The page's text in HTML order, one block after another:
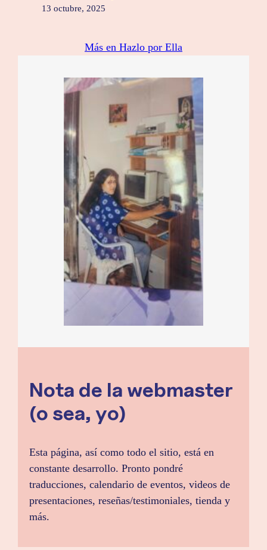
13 octubre, 2025
Más en Hazlo por Ella
Nota de la webmaster
(o sea, yo)
Esta página, así como todo el sitio, está en
constante desarrollo. Pronto pondré
traducciones, calendario de eventos, videos de
presentaciones, reseñas/testimoniales, tienda y
más.